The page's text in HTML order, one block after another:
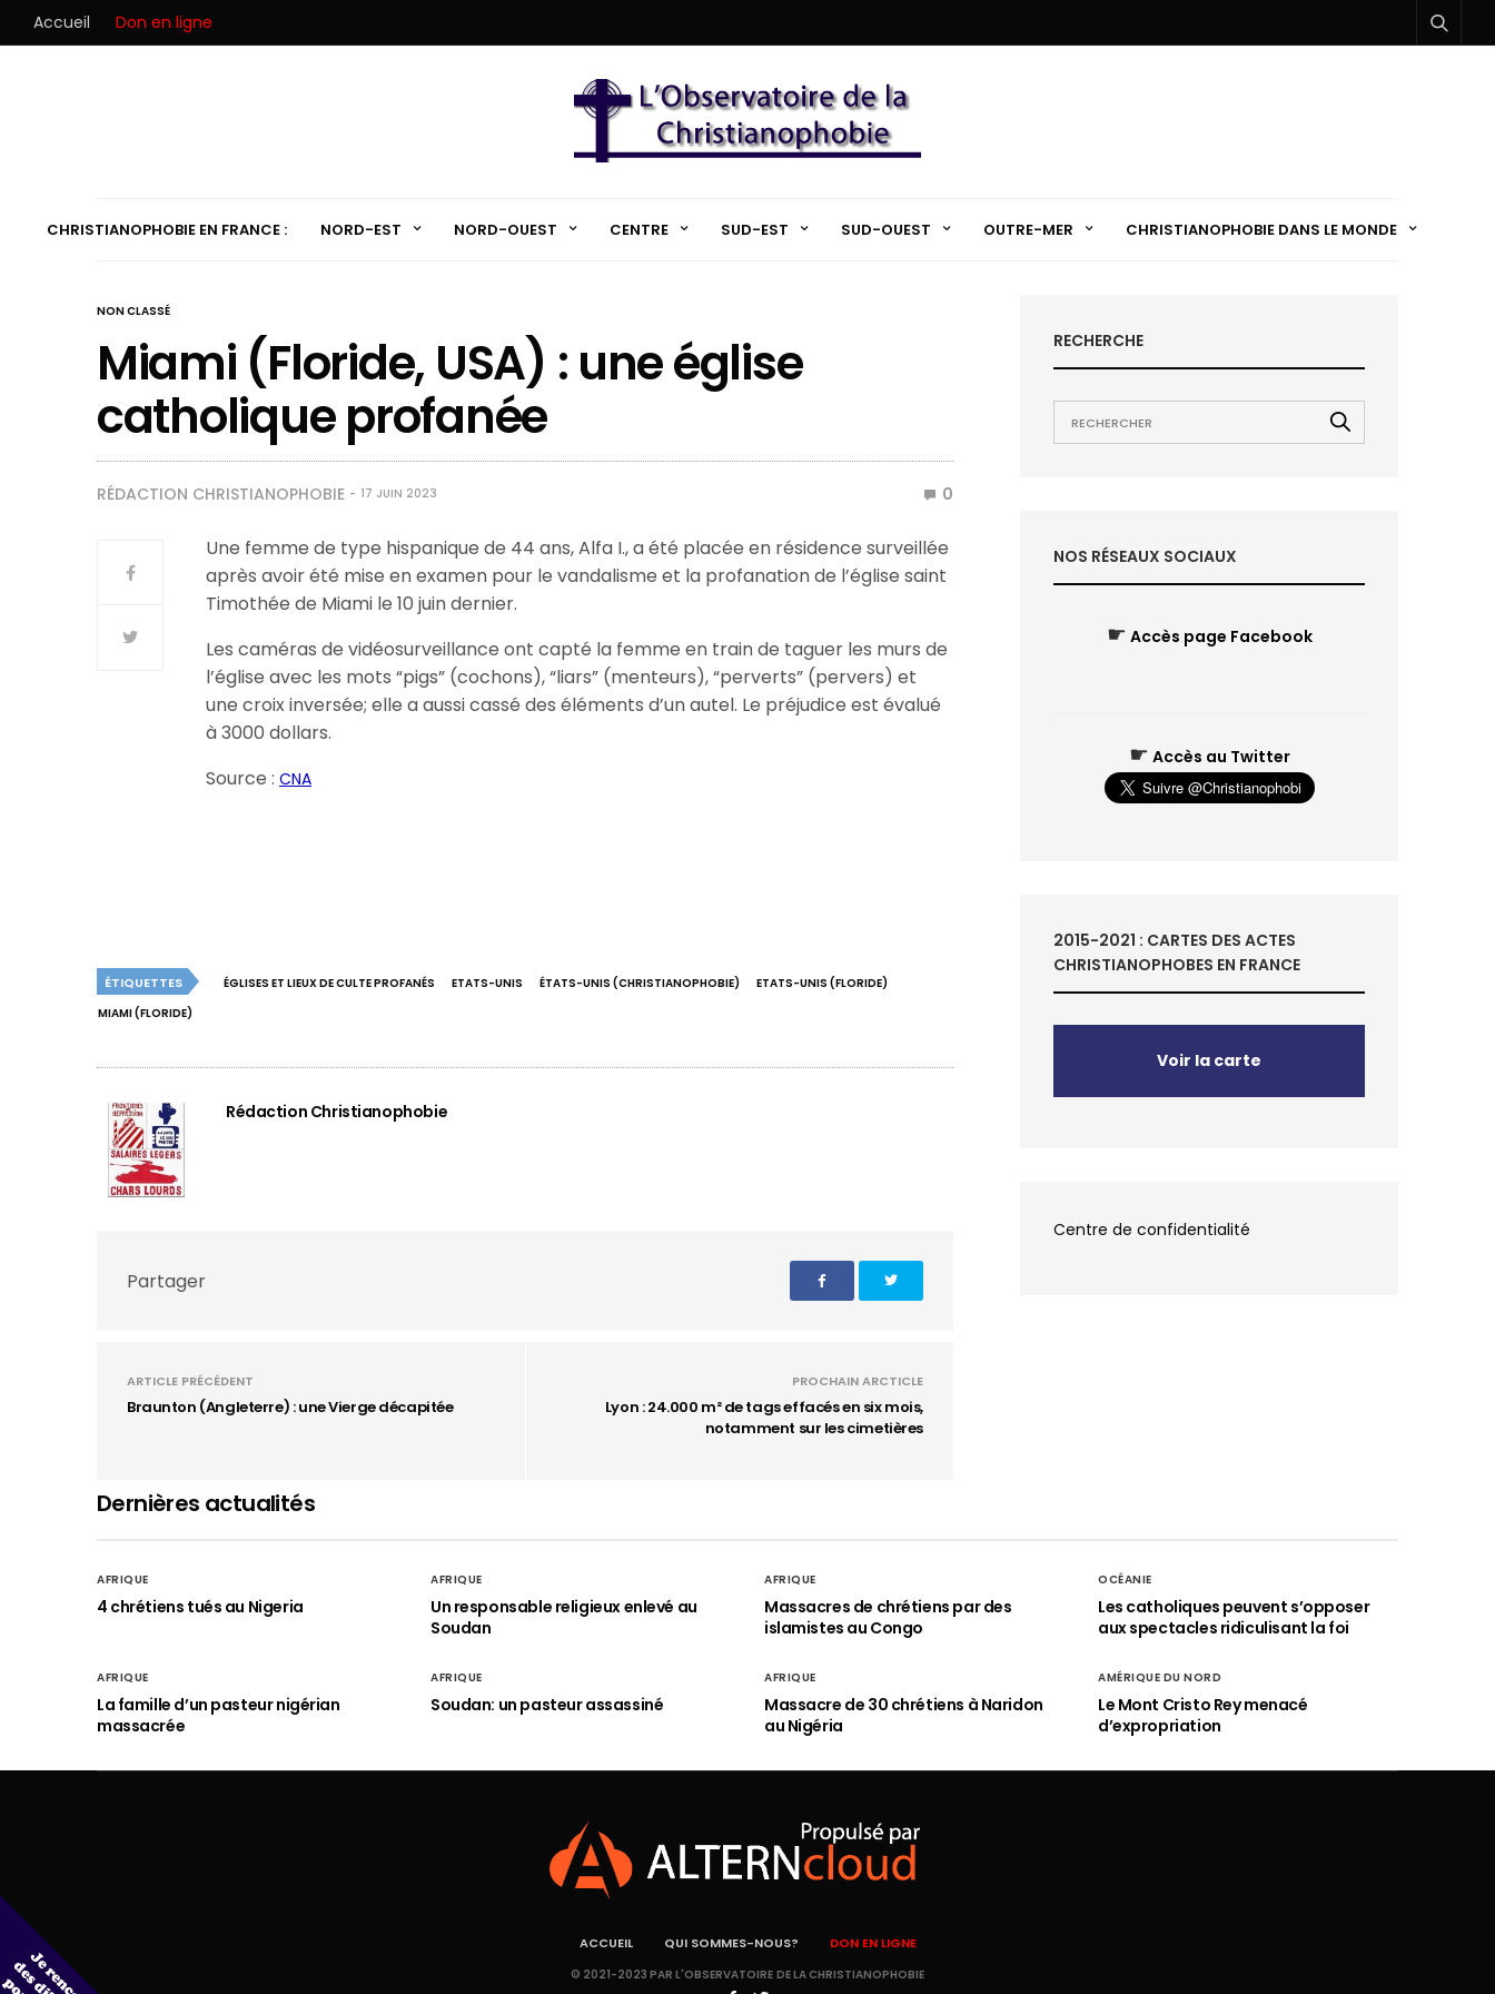
Accueil Don en ligne
CHRISTIANOPHOBIE EN FRANCE : NORD-EST NORD-OUEST CENTRE SUD-EST SUD-OUEST OUTRE-MER CHRISTIANOPHOBIE DANS LE MONDE
NON CLASSÉ
Miami (Floride, USA) : une église
catholique profanée
RÉDACTION CHRISTIANOPHOBIE 17 JUIN 2023 0
Une femme de type hispanique de 44 ans, Alfa I., a été placée en résidence surveillée
après avoir été mise en examen pour le vandalisme et la profanation de l’église saint
Timothée de Miami le 10 juin dernier.
Les caméras de vidéosurveillance ont capté la femme en train de taguer les murs de
l’église avec les mots “pigs” (cochons), “liars” (menteurs), “perverts” (pervers) et
une croix inversée; elle a aussi cassé des éléments d’un autel. Le préjudice est évalué
à 3000 dollars.
Source :CNA
ÉTIQUETTES ÉGLISES ET LIEUX DE CULTE PROFANÉS ETATS-UNIS ÉTATS-UNIS (CHRISTIANOPHOBIE)
ETATS-UNIS (FLORIDE)
MIAMI (FLORIDE)
Rédaction Christianophobie
Partager
ARTICLE PRÉCÉDENT
Braunton (Angleterre) : une Vierge décapitée
PROCHAIN ARCTICLE
Lyon : 24.000 m² de tags effacés en six mois,
notamment sur les cimetières
RECHERCHE
NOS RÉSEAUX SOCIAUX
☛ Accès page Facebook
☛ Accès au Twitter
2015-2021 : CARTES DES ACTES
CHRISTIANOPHOBES EN FRANCE
Voir la carte
Centre de confidentialité
Dernières actualités
AFRIQUE
4 chrétiens tués au Nigeria
AFRIQUE
Un responsable religieux enlevé au
Soudan
AFRIQUE
Massacres de chrétiens par des
islamistes au Congo
OCÉANIE
Les catholiques peuvent s’opposer
aux spectacles ridiculisant la foi
AFRIQUE
La famille d’un pasteur nigérian
massacrée
AFRIQUE
Soudan: un pasteur assassiné
AFRIQUE
Massacre de 30 chrétiens à Naridon
au Nigéria
AMÉRIQUE DU NORD
Le Mont Cristo Rey menacé
d’expropriation
ACCUEIL QUI SOMMES-NOUS? DON EN LIGNE
© 2021-2023 PAR L'OBSERVATOIRE DE LA CHRISTIANOPHOBIE